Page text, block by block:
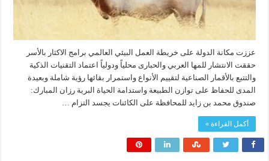
عززت مكانة الدولة على خريطة العمل البيئي العالمي برامج الاكثار بالأسر
حققت الانتشار للمها العربي والحبارى محلياً ودولياً اعتماد التقنيات الذكية
والتتبع بالأقمار الصناعية لتقييم الأنواع واستمرار بقائها رؤية شاملة وبعيدة
المدى للحفاظ على توازن الطبيعة واستدامة الحياة البرية رزان المبارك:
صندوق محمد بن زايد للمحافظة على الكائنات يجسد التزام …
أكمل القراءة »